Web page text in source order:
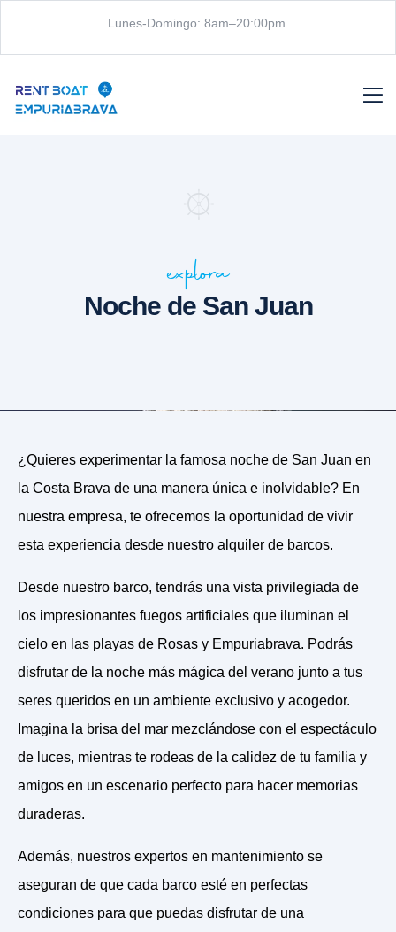
Lunes-Domingo: 8am–20:00pm
explora
Noche de San Juan
¿Quieres experimentar la famosa noche de San Juan en
la Costa Brava de una manera única e inolvidable? En
nuestra empresa, te ofrecemos la oportunidad de vivir
esta experiencia desde nuestro alquiler de barcos.
Desde nuestro barco, tendrás una vista privilegiada de
los impresionantes fuegos artificiales que iluminan el
cielo en las playas de Rosas y Empuriabrava. Podrás
disfrutar de la noche más mágica del verano junto a tus
seres queridos en un ambiente exclusivo y acogedor.
Imagina la brisa del mar mezclándose con el espectáculo
de luces, mientras te rodeas de la calidez de tu familia y
amigos en un escenario perfecto para hacer memorias
duraderas.
Además, nuestros expertos en mantenimiento se
aseguran de que cada barco esté en perfectas
condiciones para que puedas disfrutar de una